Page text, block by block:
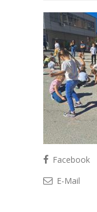
Facebook
E-Mail